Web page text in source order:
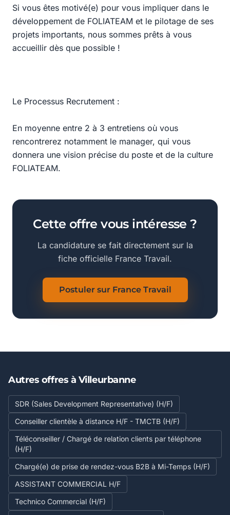
Si vous êtes motivé(e) pour vous impliquer dans le
développement de FOLIATEAM et le pilotage de ses
projets importants, nous sommes prêts à vous
accueillir dès que possible !
Le Processus Recrutement :
En moyenne entre 2 à 3 entretiens où vous
rencontrerez notamment le manager, qui vous
donnera une vision précise du poste et de la culture
FOLIATEAM.
Cette offre vous intéresse ?
La candidature se fait directement sur la
fiche officielle France Travail.
Postuler sur France Travail
Autres offres à Villeurbanne
SDR (Sales Development Representative) (H/F)
Conseiller clientèle à distance H/F - TMCTB (H/F)
Téléconseiller / Chargé de relation clients par téléphone
(H/F)
Chargé(e) de prise de rendez-vous B2B à Mi-Temps (H/F)
ASSISTANT COMMERCIAL H/F
Technico Commercial (H/F)